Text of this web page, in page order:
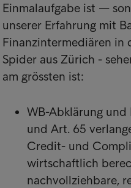
Einmalaufgabe ist —
unserer Erfahrung mit
Finanzintermediären in
Spider aus Zürich -
am grössten ist:
WB-Abklärung
und Art. 65
Credit- und
wirtschaftlich
nachvollziehbare,